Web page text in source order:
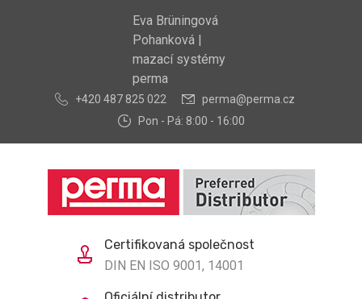
Eva Brüningová
Pohanková |
mazací systémy
perma
+420 487 825 022
perma@perma.cz
Pon - Pá: 8:00 - 16:00
Certifikovaná společnost
DIN EN ISO 9001, 14001